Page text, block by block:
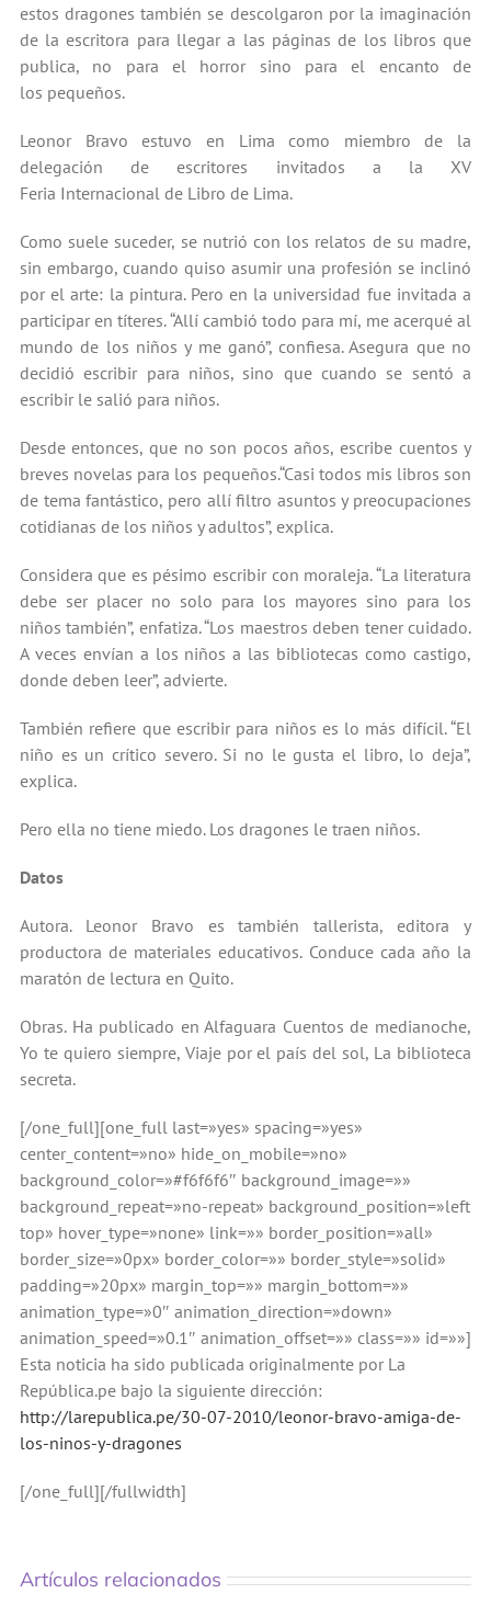
estos dragones también se descolgaron por la imaginación
de la escritora para llegar a las páginas de los libros que
publica, no para el horror sino para el encanto de
los pequeños.
Leonor Bravo estuvo en Lima como miembro de la
delegación de escritores invitados a la XV
Feria Internacional de Libro de Lima.
Como suele suceder, se nutrió con los relatos de su madre,
sin embargo, cuando quiso asumir una profesión se inclinó
por el arte: la pintura. Pero en la universidad fue invitada a
participar en títeres. “Allí cambió todo para mí, me acerqué al
mundo de los niños y me ganó”, confiesa. Asegura que no
decidió escribir para niños, sino que cuando se sentó a
escribir le salió para niños.
Desde entonces, que no son pocos años, escribe cuentos y
breves novelas para los pequeños.“Casi todos mis libros son
de tema fantástico, pero allí filtro asuntos y preocupaciones
cotidianas de los niños y adultos”, explica.
Considera que es pésimo escribir con moraleja. “La literatura
debe ser placer no solo para los mayores sino para los
niños también”, enfatiza. “Los maestros deben tener cuidado.
A veces envían a los niños a las bibliotecas como castigo,
donde deben leer”, advierte.
También refiere que escribir para niños es lo más difícil. “El
niño es un crítico severo. Si no le gusta el libro, lo deja”,
explica.
Pero ella no tiene miedo. Los dragones le traen niños.
Datos
Autora. Leonor Bravo es también tallerista, editora y
productora de materiales educativos. Conduce cada año la
maratón de lectura en Quito.
Obras. Ha publicado en Alfaguara Cuentos de medianoche,
Yo te quiero siempre, Viaje por el país del sol, La biblioteca
secreta.
[/one_full][one_full last=»yes» spacing=»yes»
center_content=»no» hide_on_mobile=»no»
background_color=»#f6f6f6″ background_image=»»
background_repeat=»no-repeat» background_position=»left
top» hover_type=»none» link=»» border_position=»all»
border_size=»0px» border_color=»» border_style=»solid»
padding=»20px» margin_top=»» margin_bottom=»»
animation_type=»0″ animation_direction=»down»
animation_speed=»0.1″ animation_offset=»» class=»» id=»»]
Esta noticia ha sido publicada originalmente por La
República.pe bajo la siguiente dirección:
http://larepublica.pe/30-07-2010/leonor-bravo-amiga-de-
los-ninos-y-dragones
[/one_full][/fullwidth]
Artículos relacionados